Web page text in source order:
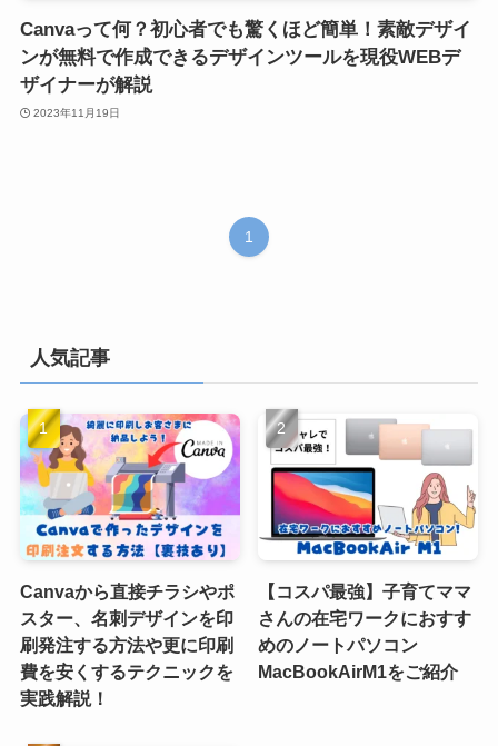
Canvaって何？初心者でも驚くほど簡単！素敵デザイ
ンが無料で作成できるデザインツールを現役WEBデ
ザイナーが解説
2023年11月19日
1
人気記事
Canvaから直接チラシやポ
スター、名刺デザインを印
刷発注する方法や更に印刷
費を安くするテクニックを
実践解説！
【コスパ最強】子育てママ
さんの在宅ワークにおすす
めのノートパソコン
MacBookAirM1をご紹介